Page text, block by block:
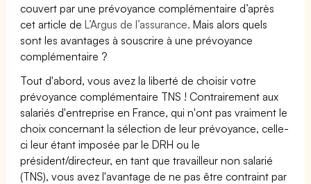
couvert par une prévoyance complémentaire d’après
cet article deL’Argus de l’assurance. Mais alors quels
sont les avantages à souscrire à une prévoyance
complémentaire ?
Tout d'abord, vous avez la liberté de choisir votre
prévoyance complémentaire TNS ! Contrairement aux
salariés d'entreprise en France, qui n'ont pas vraiment le
choix concernant la sélection de leur prévoyance, celle-
ci leur étant imposée par le DRH ou le
président/directeur, en tant que travailleur non salarié
(TNS), vous avez l'avantage de ne pas être contraint par